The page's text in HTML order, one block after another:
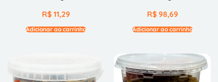
R$11,29
Adicionar ao carrinho
R$98,69
Adicionar ao carrinho